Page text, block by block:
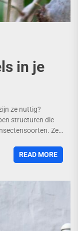
in je
ze nuttig?
structuren die
Ze
READ MORE